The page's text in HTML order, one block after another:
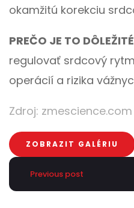
okamžitú korekciu
PREČO JE TO
regulovať srdcový
operácií a rizika
Zdroj: zmescience.com
ZOBRAZIT GALÉRIU
Previous post